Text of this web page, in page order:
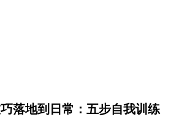
落地到日常：五步自我训练